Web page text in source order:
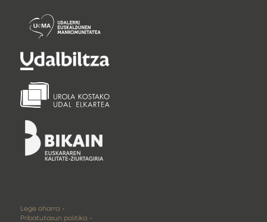
Lege oharra
Pribatutasun politika